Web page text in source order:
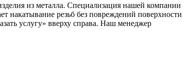
из металла. Специализация нашей компании
накатывание резьб без повреждений поверхности
услугу» вверху справа. Наш менеджер